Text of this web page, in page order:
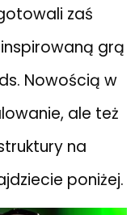
zaś
grą
Nowością w
ale też
na
poniżej.